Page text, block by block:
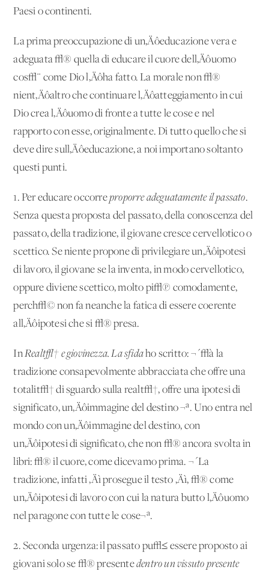
Paesi o continenti.
La prima preoccupazione di un‚Äôeducazione vera e
adeguata √® quella di educare il cuore dell‚Äôuomo
cos√¨ come Dio l‚Äôha fatto. La morale non √®
nient‚Äôaltro che continuare l‚Äôatteggiamento in cui
Dio crea l‚Äôuomo di fronte a tutte le cose e nel
rapporto con esse, originalmente. Di tutto quello che si
deve dire sull‚Äôeducazione, a noi importano soltanto
questi punti.
1. Per educare occorreproporre adeguatamente il passato.
Senza questa proposta del passato, della conoscenza del
passato, della tradizione, il giovane cresce cervellotico o
scettico. Se niente propone di privilegiare un‚Äôipotesi
di lavoro, il giovane se la inventa, in modo cervellotico,
oppure diviene scettico, molto pi√π comodamente,
perch√© non fa neanche la fatica di essere coerente
all‚Äôipotesi che si √® presa.
InRealt√† e giovinezza. La sfidaho scritto: ¬´√à la
tradizione consapevolmente abbracciata che offre una
totalit√† di sguardo sulla realt√†, offre una ipotesi di
significato, un‚Äôimmagine del destino ¬ª. Uno entra nel
mondo con un‚Äôimmagine del destino, con
un‚Äôipotesi di significato, che non √® ancora svolta in
libri: √® il cuore, come dicevamo prima. ¬´La
tradizione, infatti ‚Äì prosegue il testo ‚Äì, √® come
un‚Äôipotesi di lavoro con cui la natura butto l‚Äôuomo
nel paragone con tutte le cose¬ª.
2. Seconda urgenza: il passato pu√≤ essere proposto ai
giovani solo se √® presentedentro un vissuto presente